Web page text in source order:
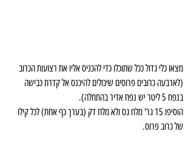
מצאו כלי גדול ככל שתוכלו כדי להכניס אליו את רצועות הכרוב
(לארבעה כרובים פרוסים שיכולים להיכנס אל קדרת כבישה
בנפח 5 ליטר יש נפח אדיר בהתחלה).
הוסיפו 15 גר' מלח גס ולא מלח דק (בערך כף אחת) לכל קילו
של כרוב פרוס.